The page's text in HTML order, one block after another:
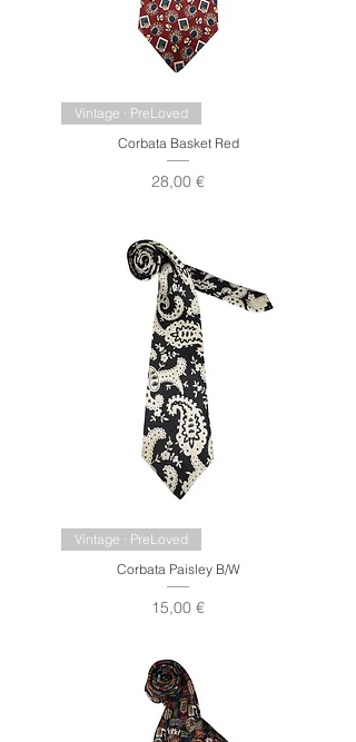
Vintage · PreLoved
Corbata Basket Red
Precio
28,00 €
Vintage · PreLoved
Corbata Paisley B/W
Precio
15,00 €